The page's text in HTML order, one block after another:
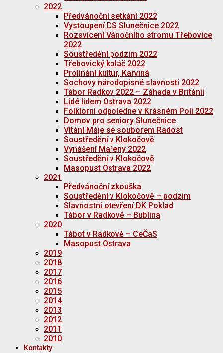
2022
Předvánoční setkání 2022
Vystoupení DS Slunečnice 2022
Rozsvícení Vánočního stromu Třebovice
2022
Soustředění podzim 2022
Třebovický koláč 2022
Prolínání kultur, Karviná
Sochovy národopisné slavnosti 2022
Tábor Radkov 2022 – Záhada v Británii
Lidé lidem Ostrava 2022
Folklorní odpoledne v Krásném Poli 2022
Domov pro seniory Slunečnice
Vítání Máje se souborem Radost
Soustředění v Klokočově
Vynášení Mařeny 2022
Soustředění v Klokočově
Masopust Ostrava 2022
2021
Předvánoční zkouška
Soustředění v Klokočově – podzim
Slavnostní otevření DK Poklad
Tábor v Radkově – Bublina
2020
Tábot v Radkově – CeČaS
Masopust Ostrava
2019
2018
2017
2016
2015
2014
2013
2012
2011
2010
Kontakty